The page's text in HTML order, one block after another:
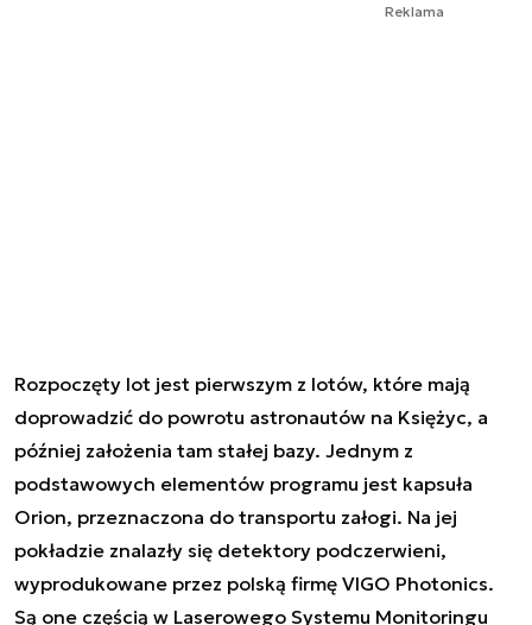
Reklama
Rozpoczęty lot jest pierwszym z lotów, które mają
doprowadzić do powrotu astronautów na Księżyc, a
później założenia tam stałej bazy. Jednym z
podstawowych elementów programu jest kapsuła
Orion, przeznaczona do transportu załogi. Na jej
pokładzie znalazły się detektory podczerwieni,
wyprodukowane przez polską firmę VIGO Photonics.
Są one częścią w Laserowego Systemu Monitoringu